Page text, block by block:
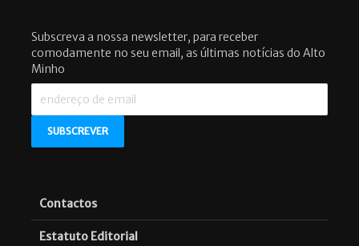
Subscreva a nossa newsletter, para receber
comodamente no seu email, as últimas notícias do Alto
Minho
Contactos
Estatuto Editorial